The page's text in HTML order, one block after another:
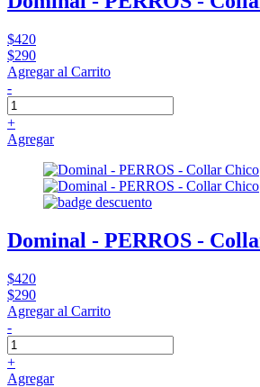
$420
$290
Agregar al Carrito
-
+
Agregar
Dominal - PERROS -
$420
$290
Agregar al Carrito
-
+
Agregar